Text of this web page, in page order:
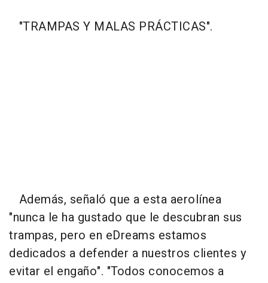
"TRAMPAS Y MALAS PRÁCTICAS".
Además, señaló que a esta aerolínea
"nunca le ha gustado que le descubran sus
trampas, pero en eDreams estamos
dedicados a defender a nuestros clientes y
evitar el engaño". "Todos conocemos a